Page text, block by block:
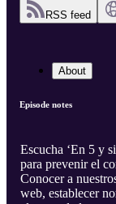
RSS feed
About
Episode notes
Escucha ‘En 5 y
para prevenir el
Conocer a
web, establecer